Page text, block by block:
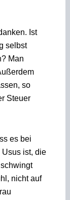
Ist
selbst
Man
so
Steuer
es bei
ist, die
nicht auf